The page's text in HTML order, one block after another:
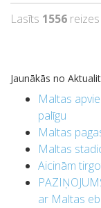
Lasīts 1556 reizes
Jaunākās no
Maltas
palīgu
Maltas
Maltas
Aicinām
ar Maltas